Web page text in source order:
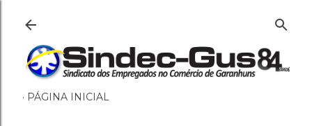
PÁGINA INICIAL